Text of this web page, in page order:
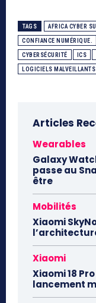
TAGS AFRICA CYBER
CONFIANCE NUMÉRIQUE.
CYBERSÉCURITÉ ICS
LOGICIELS MALVEILLANTS
Articles
Wearables
Galaxy
passe au
être
Mobilités
Xiaomi
Xiaomi
Xiaomi 18
lancement